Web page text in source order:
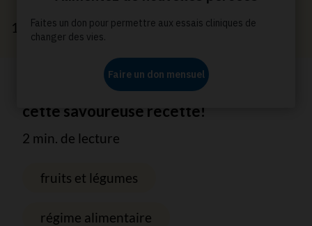
10 novembre 2021
Égayez votre temps des fêtes avec
cette savoureuse recette!
2 min. de lecture
fruits et légumes
régime alimentaire